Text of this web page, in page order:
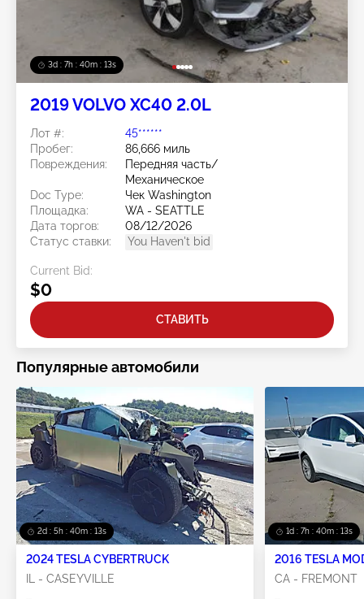
3d : 7h : 40m : 13s
2019 VOLVO XC40 2.0L
Лот #:
45******
Пробег:
86,666 миль
Повреждения:
Передняя часть/
Механическое
Doc Type:
Чек Washington
Площадка:
WA - SEATTLE
Дата торгов:
08/12/2026
Статус ставки:
You Haven't bid
Current Bid:
$0
СТАВИТЬ
Популярные автомобили
2d : 5h : 40m : 13s
2024 TESLA CYBERTRUCK
IL - CASEYVILLE
1d : 7h : 40m : 13s
2016 TESLA
CA - FREMONT